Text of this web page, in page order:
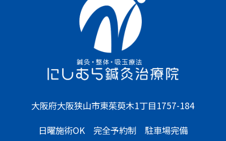
大阪府大阪狭山市東茱萸木1丁目1757-184
日曜施術OK 完全予約制 駐車場完備